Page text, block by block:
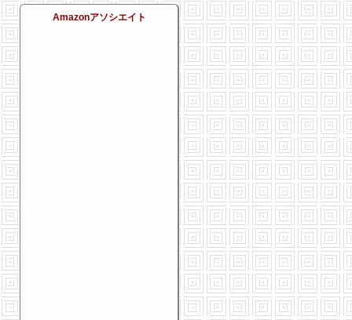
Amazonアソシエイト